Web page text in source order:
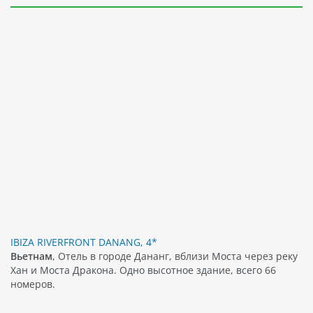
IBIZA RIVERFRONT DANANG, 4*
Вьетнам, Отель в городе Дананг, вблизи Моста через реку
Хан и Моста Дракона. Одно высотное здание, всего 66
номеров.